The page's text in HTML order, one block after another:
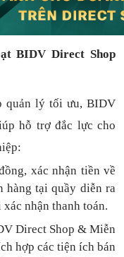
BIDV Direct Shop
quản lý tối ưu, BIDV
hỗ trợ đắc lực cho
xác nhận tiền về
hàng tại quầy diễn ra
nhận thanh toán.
Direct Shop & Miễn
hợp các tiện ích bán